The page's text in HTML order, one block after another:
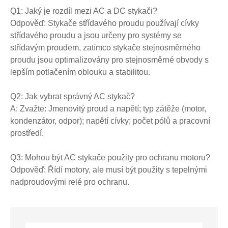
Q1: Jaký je rozdíl mezi AC a DC stykači?
Odpověď: Stykače střídavého proudu používají cívky
střídavého proudu a jsou určeny pro systémy se
střídavým proudem, zatímco stykače stejnosměrného
proudu jsou optimalizovány pro stejnosměrné obvody s
lepším potlačením oblouku a stabilitou.
Q2: Jak vybrat správný AC stykač?
A: Zvažte: Jmenovitý proud a napětí; typ zátěže (motor,
kondenzátor, odpor); napětí cívky; počet pólů a pracovní
prostředí.
Q3: Mohou být AC stykače použity pro ochranu motoru?
Odpověď: Řídí motory, ale musí být použity s tepelnými
nadproudovými relé pro ochranu.